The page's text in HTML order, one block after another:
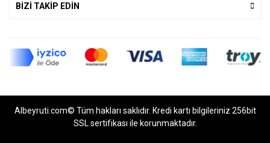
BİZİ TAKİP EDİN
Albeyruti.com© Tüm hakları saklıdır. Kredi kartı bilgileriniz 256bit
SSL sertifikası ile korunmaktadır.